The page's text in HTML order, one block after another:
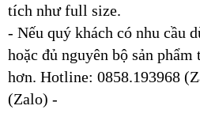
tích như full size.
- Nếu quý khách có nhu cầu
hoặc đủ nguyên bộ sản
hơn. Hotline: 0858.193968
(Zalo) -